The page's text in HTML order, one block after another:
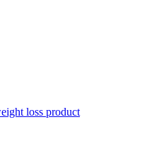
loss product